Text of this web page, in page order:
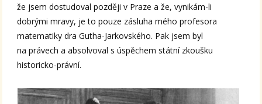
že jsem dostudoval později v Praze a že, vynikám-li
dobrými mravy, je to pouze zásluha mého profesora
matematiky dra Gutha-Jarkovského. Pak jsem byl
na právech a absolvoval s úspěchem státní zkoušku
historicko-právní.